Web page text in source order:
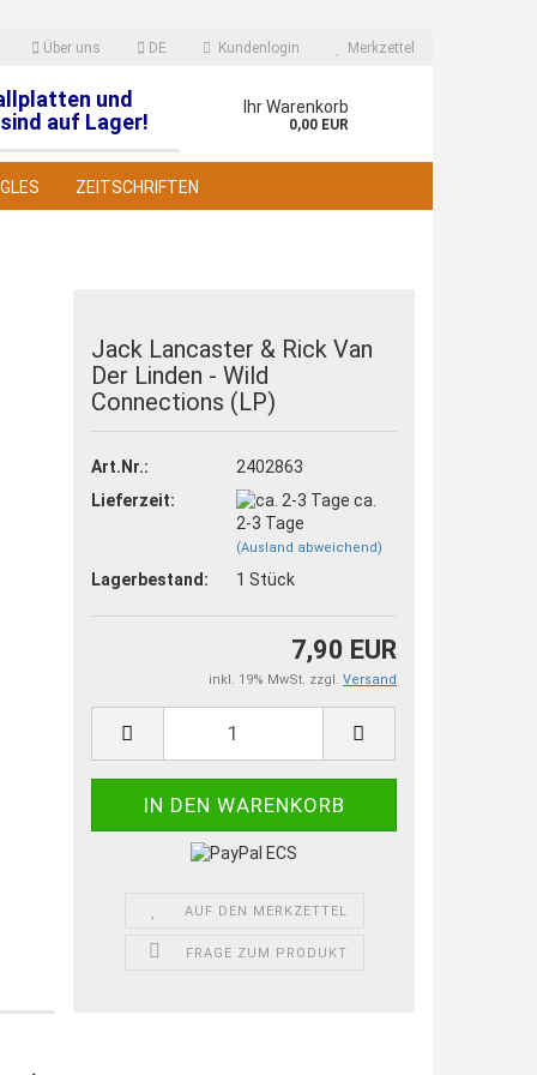
Über uns DE Kundenlogin
vergessen?
Merkzettel
und
auf Lager!
Ihr Warenkorb
0,00 EUR
ZEITSCHRIFTEN
Jack Lancaster & Rick Van
Der Linden - Wild
Connections (LP)
Art.Nr.:
2402863
Lieferzeit:
ca.
2-3 Tage
(Ausland abweichend)
Lagerbestand: 1Stück
7,90 EUR
inkl. 19% MwSt. zzgl. Versand
AUF DEN MERKZETTEL
FRAGE ZUM PRODUKT